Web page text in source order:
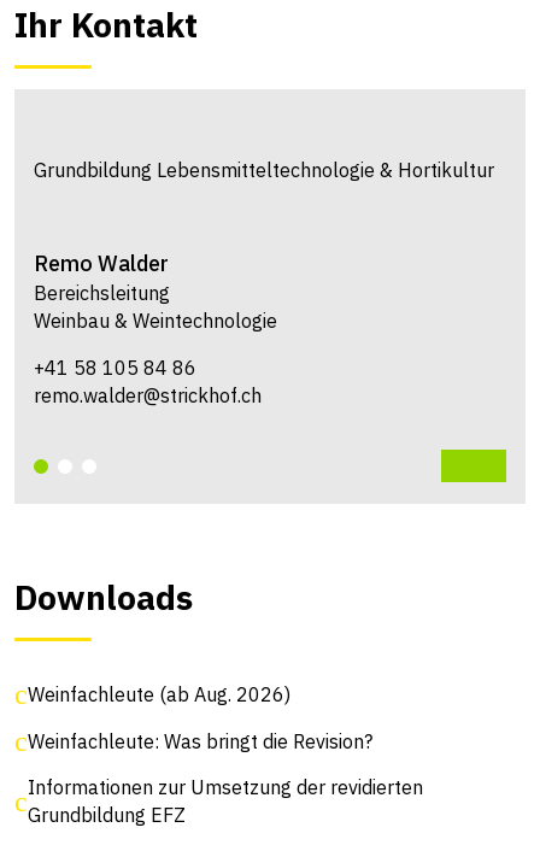
Ihr Kontakt
Grundbildung Lebensmitteltechnologie & Hortikultur
Remo Walder
Bereichsleitung
Weinbau & Weintechnologie
+41 58 105 84 86
remo.walder@strickhof.ch
Downloads
Weinfachleute (ab Aug. 2026)
Weinfachleute: Was bringt die Revision?
Informationen zur Umsetzung der revidierten
Grundbildung EFZ